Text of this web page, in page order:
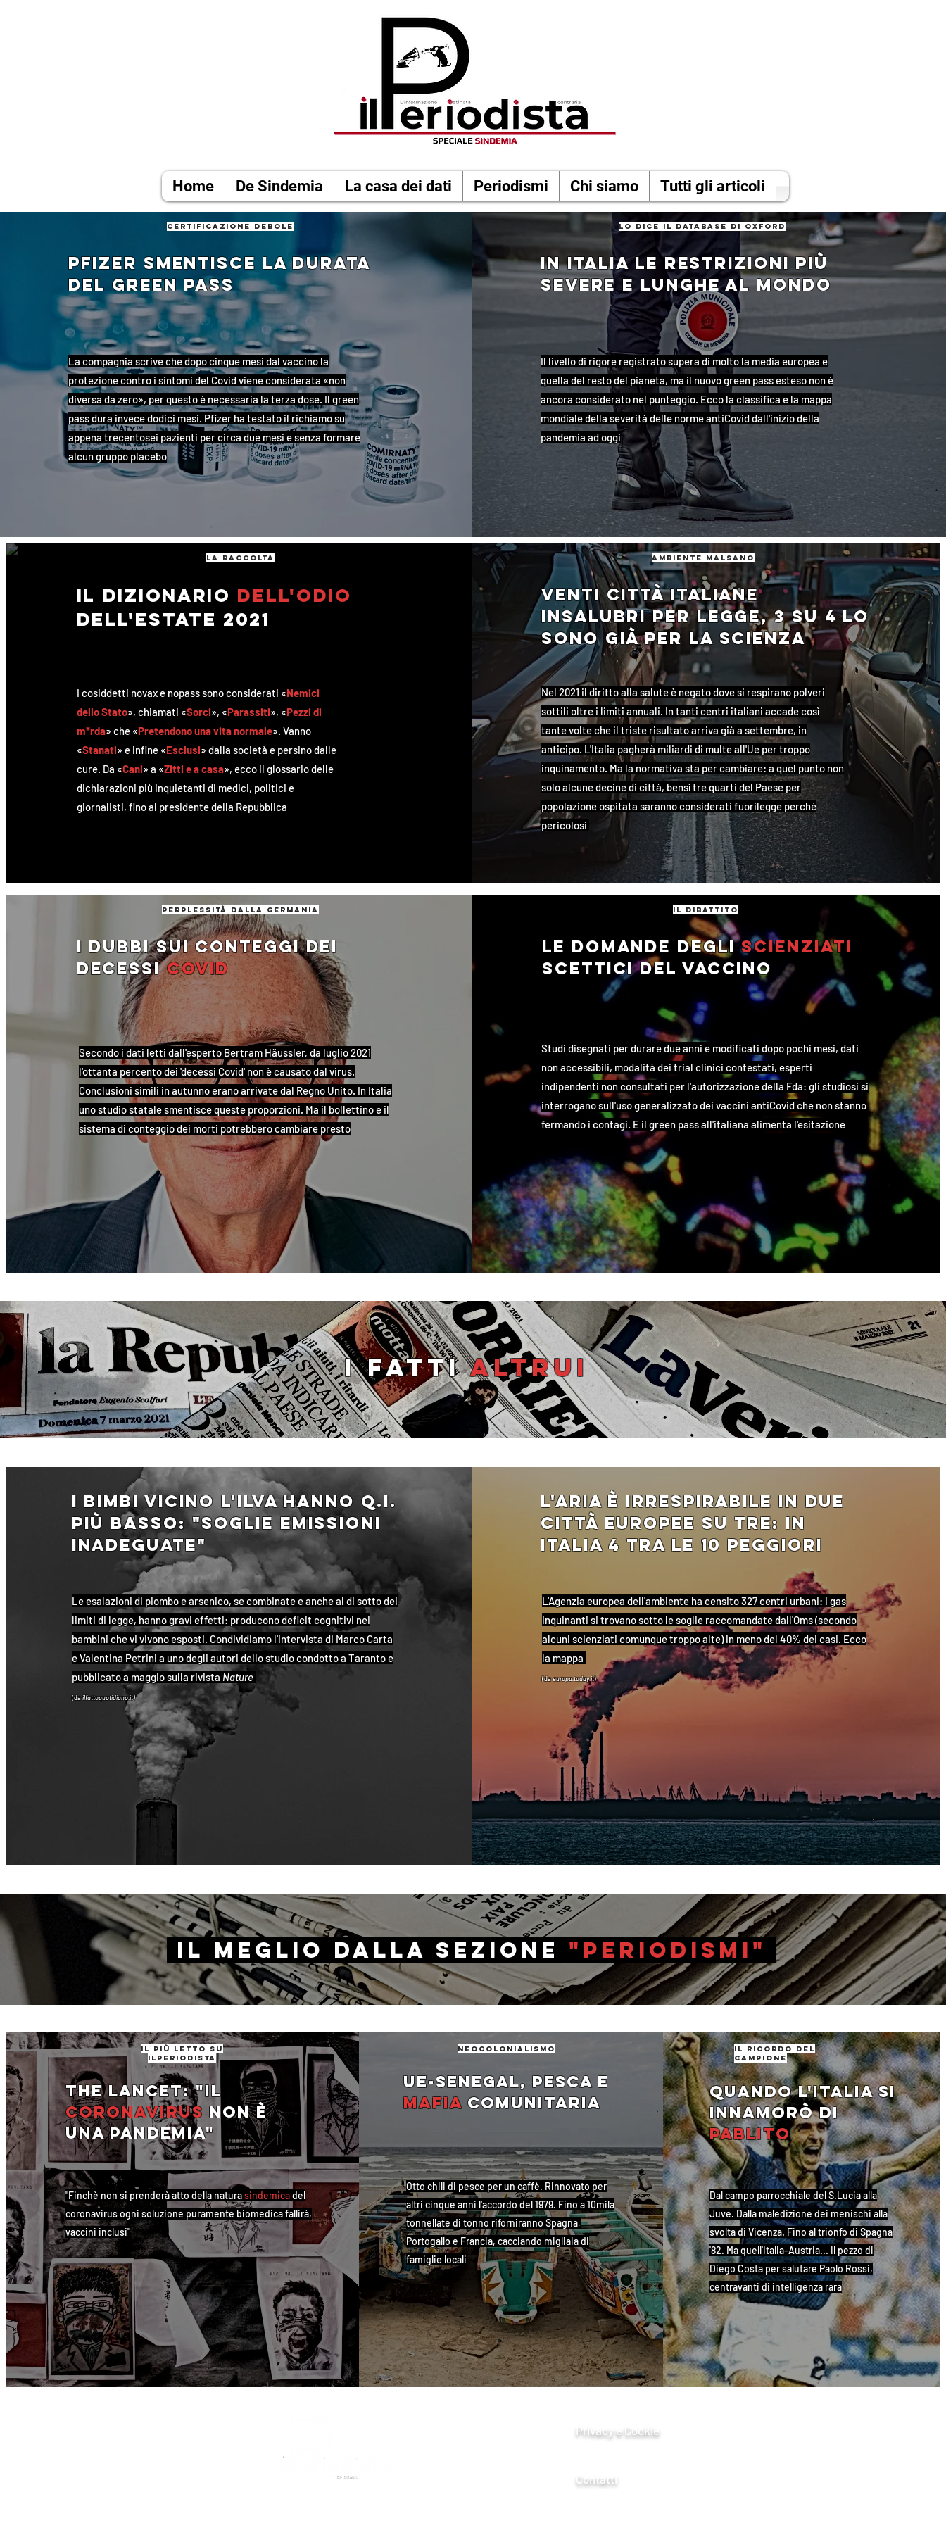
Home De Sindemia La casa dei dati Periodismi Chi siamo Tutti gli articoli
certificazione debole
Pfizer smentisce la durata
del green pass
La compagnia scrive che dopo cinque mesi dal vaccino la
protezione contro i sintomi del Covid viene considerata «non
diversa da zero», per questo è necessaria la terza dose. Il green
pass dura invece dodici mesi. Pfizer ha testato il richiamo su
appena trecentosei pazienti per circa due mesi e senza formare
alcun gruppo placebo
lo dice il database di oxford
IN ITALIA LE RESTRIZIONI PIù
SEVERE E LUNGHE AL MONDO
Il livello di rigore registrato supera di molto la media europea e
quella del resto del pianeta, ma il nuovo green pass esteso non è
ancora considerato nel punteggio. Ecco la classifica e la mappa
mondiale della severità delle norme antiCovid dall'inizio della
pandemia ad oggi
la raccolta
Il dizionario dell'odio
dell'estate 2021
I cosiddetti novax e nopass sono considerati «Nemici
dello Stato», chiamati «Sorci», «Parassiti», «Pezzi di
m*rda» che «Pretendono una vita normale». Vanno
«Stanati» e infine «Esclusi» dalla società e persino dalle
cure. Da «Cani» a «Zitti e a casa», ecco il glossario delle
dichiarazioni più inquietanti di medici, politici e
giornalisti, fino al presidente della Repubblica
ambiente malsano
Venti città italiane
insalubri per legge, 3 su 4 lo
sono già per la scienza
Nel 2021 il diritto alla salute è negato dove si respirano polveri
sottili oltre i limiti annuali. In tanti centri italiani accade così
tante volte che il triste risultato arriva già a settembre, in
anticipo. L'Italia pagherà miliardi di multe all'Ue per troppo
inquinamento. Ma la normativa sta per cambiare: a quel punto non
solo alcune decine di città, bensì tre quarti del Paese per
popolazione ospitata saranno considerati fuorilegge perché
pericolosi
perplessità dalla germania
i dubbi sui conteggi dei
decessicovid
Secondo i dati letti dall'esperto Bertram Häussler, da luglio 2021
l'ottanta percento dei 'decessi Covid' non è causato dal virus.
Conclusioni simili in autunno erano arrivate dal Regno Unito. In Italia
uno studio statale smentisce queste proporzioni. Ma il bollettino e il
sistema di conteggio dei morti potrebbero cambiare presto
il dibattito
le domande degliscienziati
scetticidel vaccino
Studi disegnati per durare due anni e modificati dopo pochi mesi, dati
non accessibili, modalità dei trial clinici contestati, esperti
indipendenti non consultati per l'autorizzazione della Fda: gli studiosi si
interrogano sull'uso generalizzato dei vaccini antiCovid che non stanno
fermando i contagi. E il green pass all'italiana alimenta l'esitazione
I fattialtrui
i bimbi vicino l'ilva hanno q.i.
più basso: "Soglie emissioni
inadeguate"
Le esalazioni di piombo e arsenico, se combinate e anche al di sotto dei
limiti di legge, hanno gravi effetti: producono deficit cognitivi nei
bambini che vi vivono esposti. Condividiamo l'intervista di Marco Carta
e Valentina Petrini a uno degli autori dello studio condotto a Taranto e
pubblicato a maggio sulla rivista Nature
(da ilfattoquotidiano.it)
l'aria È irrespirabile in due
città europee su tre: in
italia 4 tra le 10 peggiori
L'Agenzia europea dell'ambiente ha censito 327 centri urbani: i gas
inquinanti si trovano sotto le soglie raccomandate dall'Oms (secondo
alcuni scienziati comunque troppo alte) in meno del 40% dei casi. Ecco
la mappa
(daeuropa.today.it)
il Meglio dalla sezione "periodismi"
il più letto su
ilperiodista
The Lancet: "Il
coronavirusnon è
una pandemia"
"Finchè non si prenderà atto della naturasindemicadel
coronavirus ogni soluzione puramente biomedica fallirà,
vaccini inclusi"
neocolonialismo
Ue-Senegal, pesca e
mafia comunitaria
Otto chili di pesce per un caffè. Rinnovato per
altri cinque anni l'accordo del 1979. Fino a 10mila
tonnellate di tonno riforniranno Spagna,
Portogallo e Francia, cacciando migliaia di
famiglie locali
il ricordo del
campione
Quando l'Italia si
innamorò di
Pablito
Dal campo parrocchiale del S.Lucia alla
Juve. Dalla maledizione dei menischi alla
svolta di Vicenza. Fino al trionfo di Spagna
'82. Ma quell'Italia-Austria... Il pezzo di
Diego Costa per salutare Paolo Rossi,
centravanti di intelligenza rara
Privacy e Cookie
Contatti